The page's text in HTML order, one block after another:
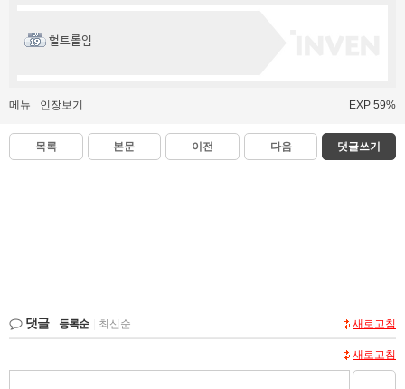
헐트롤임
메뉴 인장보기 EXP 59%
목록 본문 이전 다음 댓글쓰기
댓글 등록순 최신순 새로고침
새로고침